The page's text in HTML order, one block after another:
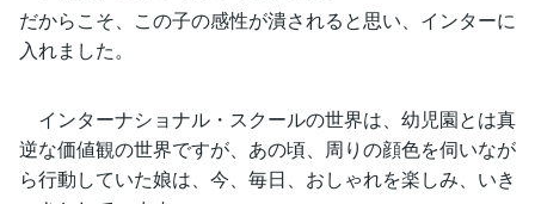
だからこそ、この子の感性が潰されると思い、インターに
入れました。
インターナショナル・スクールの世界は、幼児園とは真
逆な価値観の世界ですが、あの頃、周りの顔色を伺いなが
ら行動していた娘は、今、毎日、おしゃれを楽しみ、いき